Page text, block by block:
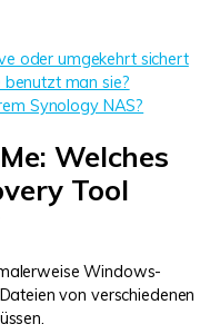
oder umgekehrt sichert
man sie?
Synology NAS?
Welches
Tool
Windows-
von verschiedenen